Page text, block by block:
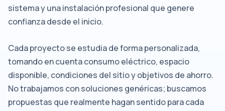
sistema y una instalación profesional que genere
confianza desde el inicio.
Cada proyecto se estudia de forma personalizada,
tomando en cuenta consumo eléctrico, espacio
disponible, condiciones del sitio y objetivos de ahorro.
No trabajamos con soluciones genéricas; buscamos
propuestas que realmente hagan sentido para cada